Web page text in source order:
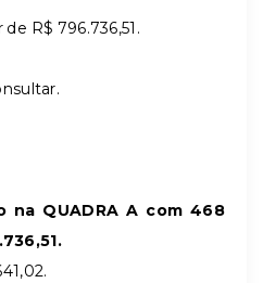
R$ 796.736,51.
na QUADRA A com 468